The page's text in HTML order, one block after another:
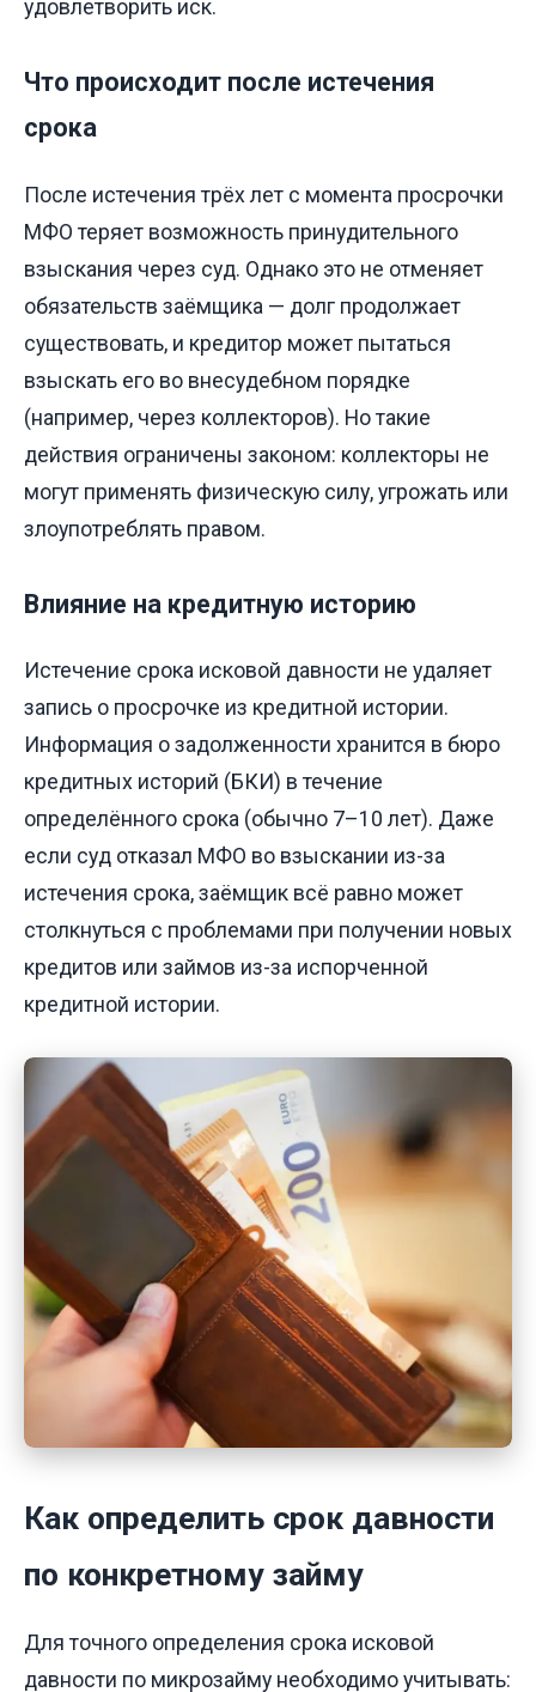
удовлетворить иск.
Что происходит после истечения
срока
После истечения трёх лет с момента просрочки
МФО теряет возможность принудительного
взыскания через суд. Однако это не отменяет
обязательств заёмщика — долг продолжает
существовать, и кредитор может пытаться
взыскать его во внесудебном порядке
(например, через коллекторов). Но такие
действия ограничены законом: коллекторы не
могут применять физическую силу, угрожать или
злоупотреблять правом.
Влияние на кредитную историю
Истечение срока исковой давности не удаляет
запись о просрочке из кредитной истории.
Информация о задолженности хранится в бюро
кредитных историй (БКИ) в течение
определённого срока (обычно 7–10 лет). Даже
если суд отказал МФО во взыскании из-за
истечения срока, заёмщик всё равно может
столкнуться с проблемами при получении новых
кредитов или займов из-за испорченной
кредитной истории.
Как определить срок давности
по конкретному займу
Для точного определения срока исковой
давности по микрозайму необходимо учитывать: